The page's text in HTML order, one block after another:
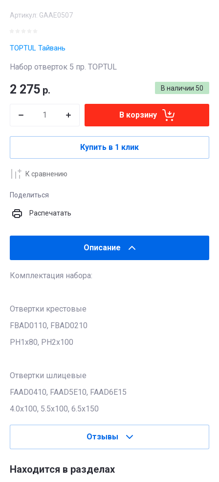
Артикул: GAAE0507
TOPTUL Тайвань
Набор отверток 5 пр. TOPTUL
В наличии 50
2 275 р.
В корзину
Купить в 1 клик
К сравнению
Поделиться
Распечатать
Описание
Комплектация набора:
Отвертки крестовые
FBAD0110, FBAD0210
PH1х80, PH2х100
Отвертки шлицевые
FAAD0410, FAAD5E10, FAAD6E15
4.0х100, 5.5х100, 6.5х150
Отзывы
Находится в разделах